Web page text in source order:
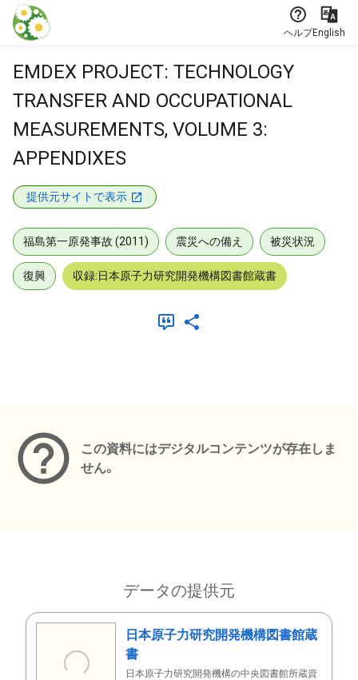
本文に飛ぶ
ヘルプEnglish
EMDEX PROJECT: TECHNOLOGY
TRANSFER AND OCCUPATIONAL
MEASUREMENTS, VOLUME 3:
APPENDIXES
提供元サイトで表示
福島第一原発事故 (2011) 震災への備え 被災状況
復興 収録:日本原子力研究開発機構図書館蔵書
この資料にはデジタルコンテンツが存在しま
せん。
データの提供元
日本原子力研究開発機構図書館蔵
書
日本原子力研究開発機構の中央図書館所蔵資